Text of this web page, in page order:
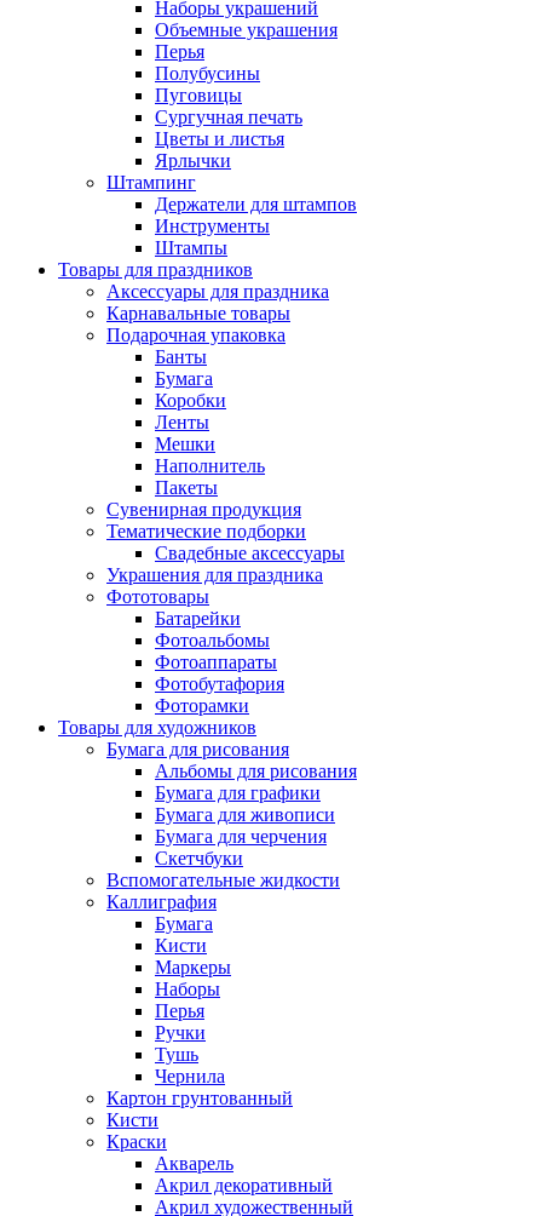
Наборы украшений
Объемные украшения
Перья
Полубусины
Пуговицы
Сургучная печать
Цветы и листья
Ярлычки
Штампинг
Держатели для штампов
Инструменты
Штампы
Товары для праздников
Аксессуары для праздника
Карнавальные товары
Подарочная упаковка
Банты
Бумага
Коробки
Ленты
Мешки
Наполнитель
Пакеты
Сувенирная продукция
Тематические подборки
Свадебные аксессуары
Украшения для праздника
Фототовары
Батарейки
Фотоальбомы
Фотоаппараты
Фотобутафория
Фоторамки
Товары для художников
Бумага для рисования
Альбомы для рисования
Бумага для графики
Бумага для живописи
Бумага для черчения
Скетчбуки
Вспомогательные жидкости
Каллиграфия
Бумага
Кисти
Маркеры
Наборы
Перья
Ручки
Тушь
Чернила
Картон грунтованный
Кисти
Краски
Акварель
Акрил декоративный
Акрил художественный